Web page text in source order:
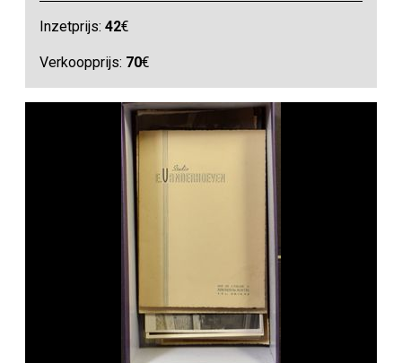
Inzetprijs:42€
Verkoopprijs: 70€